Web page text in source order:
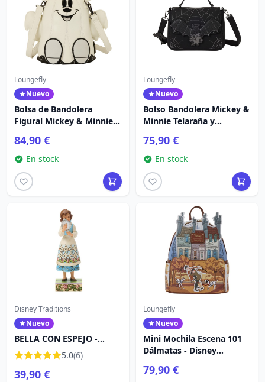
Loungefly
Nuevo
Bolsa de Bandolera
Figural Mickey & Minnie
Loungefly
84,90 €
En stock
Loungefly
Nuevo
Bolso Bandolera Mickey &
Minnie Telaraña y
Loungefly
75,90 €
En stock
Disney Traditions
Nuevo
BELLA CON ESPEJO -
DISNEY TRADITIONS
5.0(6)
39,90 €
Loungefly
Nuevo
Mini Mochila Escena 101
Dálmatas - Disney
79,90 €